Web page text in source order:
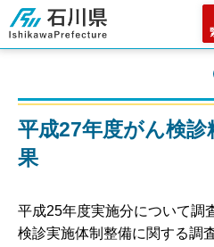
石川県
平成27年度がん検診
果
平成25年度実施分について調
検診実施体制整備に関する調